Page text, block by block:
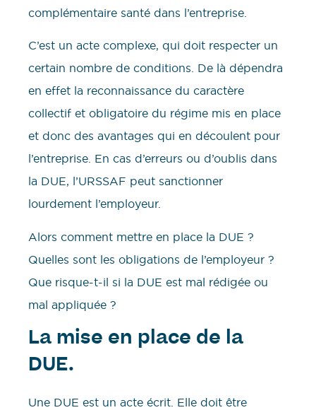
complémentaire santé dans l’entreprise.
C’est un acte complexe, qui doit respecter un
certain nombre de conditions. De là dépendra
en effet la reconnaissance du caractère
collectif et obligatoire du régime mis en place
et donc des avantages qui en découlent pour
l’entreprise. En cas d’erreurs ou d’oublis dans
la DUE, l’URSSAF peut sanctionner
lourdement l’employeur.
Alors comment mettre en place la DUE ?
Quelles sont les obligations de l’employeur ?
Que risque-t-il si la DUE est mal rédigée ou
mal appliquée ?
La mise en place de la
DUE.
Une DUE est un acte écrit. Elle doit être